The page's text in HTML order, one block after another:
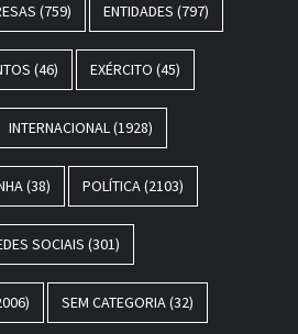
(759) ENTIDADES (797)
(46) EXÉRCITO (45)
INTERNACIONAL(1928)
(38) POLÍTICA(2103)
SOCIAIS (301)
SEM CATEGORIA(32)